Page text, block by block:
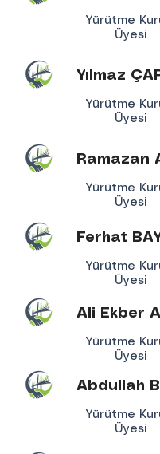
Yürütme
Üyesi
Yılmaz
Yürütme
Üyesi
Ramazan
Yürütme
Üyesi
Ferhat
Yürütme
Üyesi
Ali Ekber
Yürütme
Üyesi
Abdullah
Yürütme
Üyesi